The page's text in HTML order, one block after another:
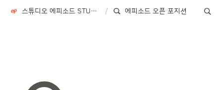
스튜디오 에피소드 STUDIO EPISODE / 에피소드 오픈 포지션